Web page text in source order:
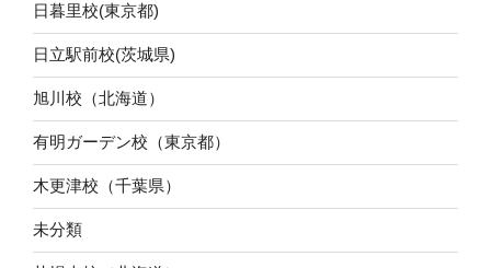
日暮里校(東京都)
日立駅前校(茨城県)
旭川校（北海道）
有明ガーデン校（東京都）
木更津校（千葉県）
未分類